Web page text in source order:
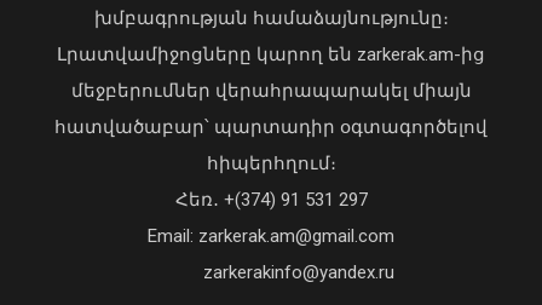
07 Օգոստոս, 2026 16:20
Վարչապետ Փաշինյանն այցելել է
«ԷԼԵՎԵՅԹ ԷՅԱՅ» արհեստական
բանականության գործարան
խմբագրության համաձայնությունը։
Լրատվամիջոցները կարող են zarkerak.am-ից
մեջբերումներ վերահրապարակել միայն
հատվածաբար՝ պարտադիր օգտագործելով
հիպերհղում։
Հեռ․ +(374) 91 531 297
Email: zarkerak.am@gmail.com
zarkerakinfo@yandex.ru